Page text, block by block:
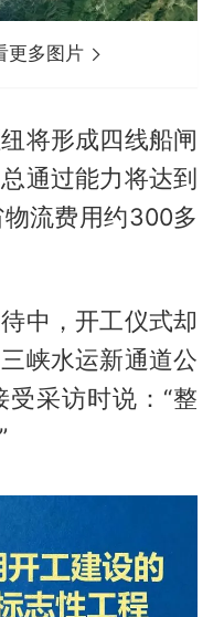
更多图片
将形成四线船闸
通过能力将达到
流费用约300多
中，开工仪式却
峡水运新通道公
采访时说：“整